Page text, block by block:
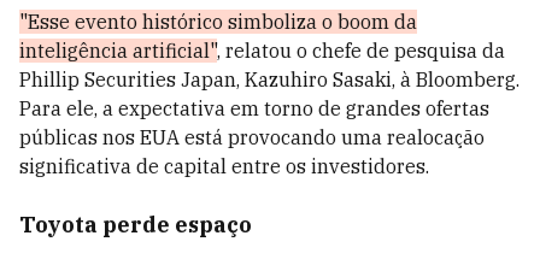
"Esse evento histórico simboliza o boom da
inteligência artificial", relatou o chefe de pesquisa da
Phillip Securities Japan, Kazuhiro Sasaki, à Bloomberg.
Para ele, a expectativa em torno de grandes ofertas
públicas nos EUA está provocando uma realocação
significativa de capital entre os investidores.
Toyota perde espaço